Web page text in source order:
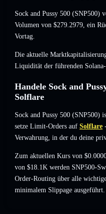
Sock and Pussy 500 (SNP500)
Volumen von $279.2979, ein
Vortag.
Die aktuelle
Liquidität der führenden
Handele Sock and
Solflare
Sock and Pussy 500 (SNP500)
setze Limit-Orders auf Solflare
Verwahrung, in der du deine
Zum aktuellen Kurs von
von $18.1K werden SNP500-
Order-Routing über alle
minimalem Slippage ausgeführt.